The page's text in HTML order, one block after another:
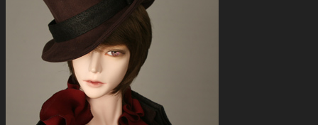
カスタマーセンター (Q&A)
THE GEM
English $ USD
日本語 ￥ JPY
中文 $ USD
한국어 ￦ WON
NEO ANGELREGION
English $ USD
日本語 ￥ JPY